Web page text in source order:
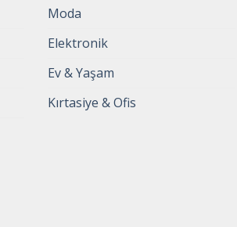
Moda
Elektronik
Ev & Yaşam
Kırtasiye & Ofis